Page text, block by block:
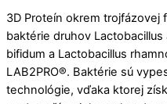
3D Proteín okrem trojfázovej
baktérie druhov
bifidum a Lactobacillus
LAB2PRO®. Baktérie sú
technológie, vďaka ktorej